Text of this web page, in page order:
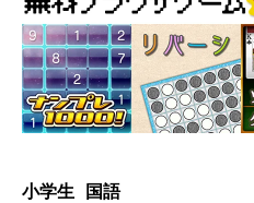
小学生 国語